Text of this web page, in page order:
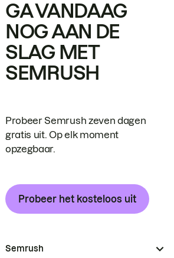
GA VANDAAG
NOG AAN DE
SLAG MET
SEMRUSH
Probeer Semrush zeven dagen
gratis uit. Op elk moment
opzegbaar.
Probeer het kosteloos uit
Semrush